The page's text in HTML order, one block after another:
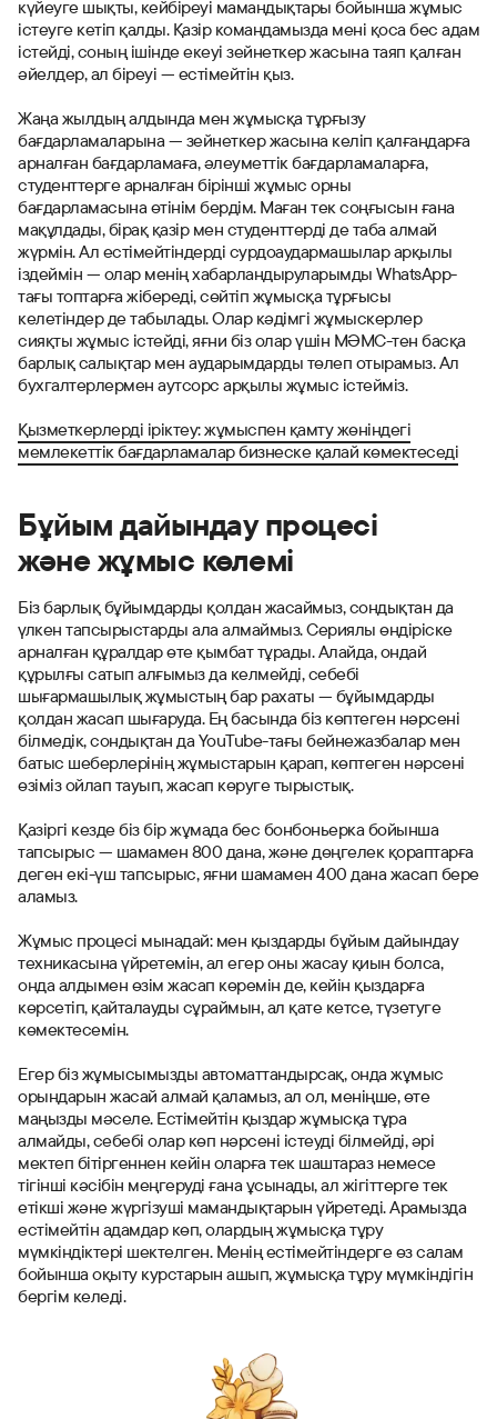
күйеуге шықты, кейбіреуі мамандықтары бойынша жұмыс
істеуге кетіп қалды. Қазір командамызда мені қоса бес адам
істейді, соның ішінде екеуі зейнеткер жасына таяп қалған
әйелдер, ал біреуі — естімейтін қыз.
Жаңа жылдың алдында мен жұмысқа тұрғызу
бағдарламаларына — зейнеткер жасына келіп қалғандарға
арналған бағдарламаға, әлеуметтік бағдарламаларға,
студенттерге арналған бірінші жұмыс орны
бағдарламасына өтінім бердім. Маған тек соңғысын ғана
мақұлдады, бірақ қазір мен студенттерді де таба алмай
жүрмін. Ал естімейтіндерді сурдоаудармашылар арқылы
іздеймін — олар менің хабарландыруларымды WhatsApp-
тағы топтарға жібереді, сөйтіп жұмысқа тұрғысы
келетіндер де табылады. Олар кәдімгі жұмыскерлер
сияқты жұмыс істейді, яғни біз олар үшін МӘМС-тен басқа
барлық салықтар мен аударымдарды төлеп отырамыз. Ал
бухгалтерлермен аутсорс арқылы жұмыс істейміз.
Қызметкерлерді іріктеу: жұмыспен қамту жөніндегі
мемлекеттік бағдарламалар бизнеске қалай көмектеседі
Бұйым дайындау процесі
және жұмыс көлемі
Біз барлық бұйымдарды қолдан жасаймыз, сондықтан да
үлкен тапсырыстарды ала алмаймыз. Сериялы өндіріске
арналған құралдар өте қымбат тұрады. Алайда, ондай
құрылғы сатып алғымыз да келмейді, себебі
шығармашылық жұмыстың бар рахаты — бұйымдарды
қолдан жасап шығаруда. Ең басында біз көптеген нәрсені
білмедік, сондықтан да YouTube-тағы бейнежазбалар мен
батыс шеберлерінің жұмыстарын қарап, көптеген нәрсені
өзіміз ойлап тауып, жасап көруге тырыстық.
Қазіргі кезде біз бір жұмада бес бонбоньерка бойынша
тапсырыс — шамамен 800 дана, және дөңгелек қораптарға
деген екі-үш тапсырыс, яғни шамамен 400 дана жасап бере
аламыз.
Жұмыс процесі мынадай: мен қыздарды бұйым дайындау
техникасына үйретемін, ал егер оны жасау қиын болса,
онда алдымен өзім жасап көремін де, кейін қыздарға
көрсетіп, қайталауды сұраймын, ал қате кетсе, түзетуге
көмектесемін.
Егер біз жұмысымызды автоматтандырсақ, онда жұмыс
орындарын жасай алмай қаламыз, ал ол, меніңше, өте
маңызды мәселе. Естімейтін қыздар жұмысқа тұра
алмайды, себебі олар көп нәрсені істеуді білмейді, әрі
мектеп бітіргеннен кейін оларға тек шаштараз немесе
тігінші кәсібін меңгеруді ғана ұсынады, ал жігіттерге тек
етікші және жүргізуші мамандықтарын үйретеді. Арамызда
естімейтін адамдар көп, олардың жұмысқа тұру
мүмкіндіктері шектелген. Менің естімейтіндерге өз салам
бойынша оқыту курстарын ашып, жұмысқа тұру мүмкіндігін
бергім келеді.